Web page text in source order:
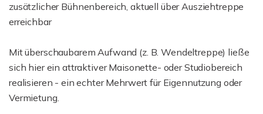
zusätzlicher Bühnenbereich, aktuell über Ausziehtreppe
erreichbar
Mit überschaubarem Aufwand (z. B. Wendeltreppe) ließe
sich hier ein attraktiver Maisonette- oder Studiobereich
realisieren - ein echter Mehrwert für Eigennutzung oder
Vermietung.